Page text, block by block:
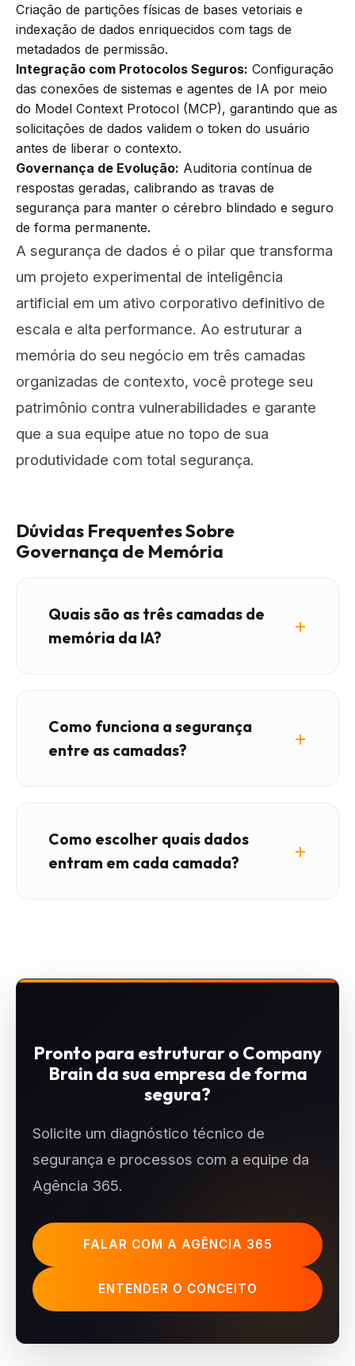
Criação de partições físicas de bases vetoriais e
indexação de dados enriquecidos com tags de
metadados de permissão.
Integração com Protocolos Seguros: Configuração
das conexões de sistemas e agentes de IA por meio
do Model Context Protocol (MCP), garantindo que as
solicitações de dados validem o token do usuário
antes de liberar o contexto.
Governança de Evolução: Auditoria contínua de
respostas geradas, calibrando as travas de
segurança para manter o cérebro blindado e seguro
de forma permanente.
A segurança de dados é o pilar que transforma
um projeto experimental de inteligência
artificial em um ativo corporativo definitivo de
escala e alta performance. Ao estruturar a
memória do seu negócio em três camadas
organizadas de contexto, você protege seu
patrimônio contra vulnerabilidades e garante
que a sua equipe atue no topo de sua
produtividade com total segurança.
Dúvidas Frequentes Sobre
Governança de Memória
Quais são as três camadas de
memória da IA?
Como funciona a segurança
entre as camadas?
Como escolher quais dados
entram em cada camada?
Pronto para estruturar o Company
Brain da sua empresa de forma
segura?
Solicite um diagnóstico técnico de
segurança e processos com a equipe da
Agência 365.
FALAR COM A AGÊNCIA 365
ENTENDER O CONCEITO